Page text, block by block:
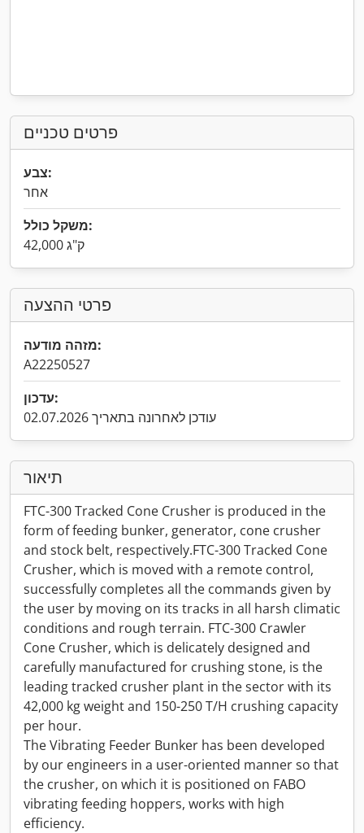
פרטים טכניים
צבע:
אחר
משקל כולל:
42,000 ק"ג
פרטי ההצעה
מזהה מודעה:
A22250527
עדכון:
עודכן לאחרונה בתאריך 02.07.2026
תיאור
FTC-300 Tracked Cone Crusher is produced in the
form of feeding bunker, generator, cone crusher
and stock belt, respectively.FTC-300 Tracked Cone
Crusher, which is moved with a remote control,
successfully completes all the commands given by
the user by moving on its tracks in all harsh climatic
conditions and rough terrain. FTC-300 Crawler
Cone Crusher, which is delicately designed and
carefully manufactured for crushing stone, is the
leading tracked crusher plant in the sector with its
42,000 kg weight and 150-250 T/H crushing capacity
per hour.
The Vibrating Feeder Bunker has been developed
by our engineers in a user-oriented manner so that
the crusher, on which it is positioned on FABO
vibrating feeding hoppers, works with high
efficiency.